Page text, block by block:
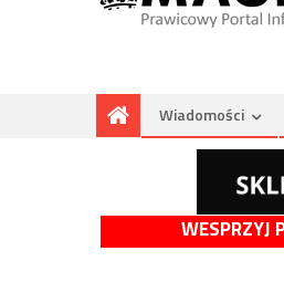
Wiadomości
WESPRZYJ